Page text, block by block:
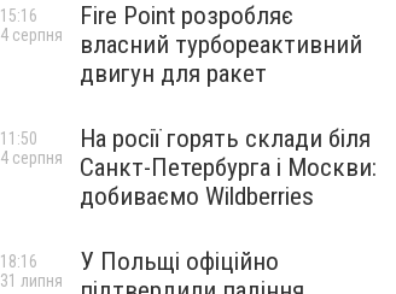
Fire Point розробляє
власний турбореактивний
двигун для ракет
15:16
4 серпня
На росії горять склади біля
Санкт-Петербурга і Москви:
добиваємо Wildberries
11:50
4 серпня
У Польщі офіційно
18:16
31 липня